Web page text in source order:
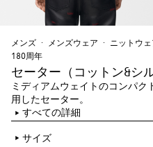
メンズ メンズウェア
ニットウェ
180周年
セーター（コットン&シ
ミディアムウェイトのコンパ
用したセーター。
すべての詳細
サイズ